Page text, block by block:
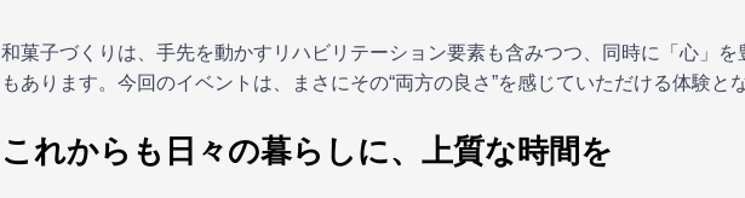
和菓子づくりは、手先を動かすリハビリテーション要素も含みつつ、同時に「心」を
もあります。今回のイベントは、まさにその“両方の良さ”を感じていただける体験と
これからも日々の暮らしに、上質な時間を